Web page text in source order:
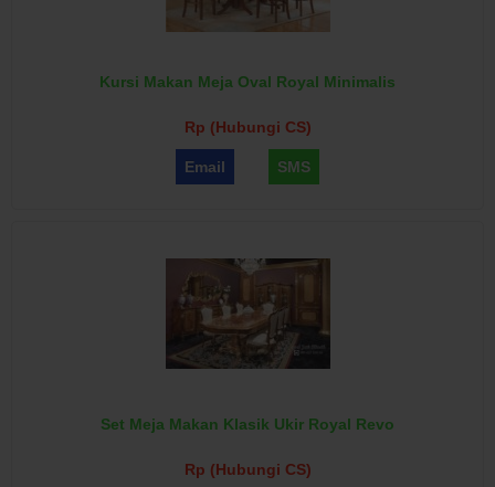
Kursi Makan Meja Oval Royal Minimalis
Rp (Hubungi CS)
Email SMS
Set Meja Makan Klasik Ukir Royal Revo
Rp (Hubungi CS)